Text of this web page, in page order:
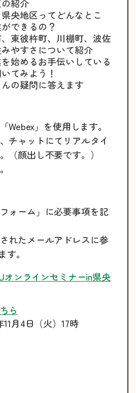
紹介
央地区ってどんなとこ
できるの？
東彼杵町、川棚町、波佐
やすさについて紹介
始めるお手伝いしている
てみよう！
の疑問に答えます
Webex」を使用します。
チャットにてリアルタイ
（顔出し不要です。）
ォーム」に必要事項を記
れたメールアドレスに参
す。
オンラインセミナーin県央
ら
月4日（火）17時